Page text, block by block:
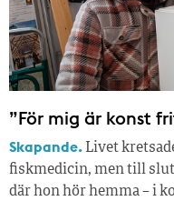
”För mig är konst
Skapande. Livet
fiskmedicin, men till slut
där hon hör hemma – i